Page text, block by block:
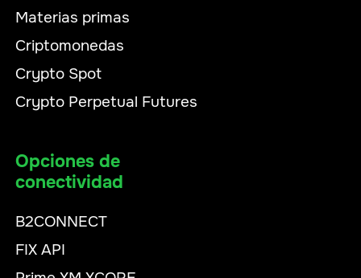
Materias primas
Criptomonedas
Crypto Spot
Crypto Perpetual Futures
Opciones de
conectividad
B2CONNECT
FIX API